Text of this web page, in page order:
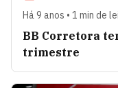
Há 9 anos • 1 min de
BB Corretora
trimestre